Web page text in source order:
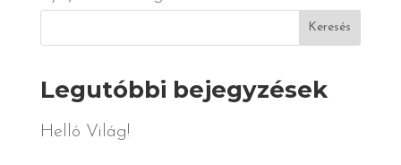
Keresés
Legutóbbi bejegyzések
Helló Világ!